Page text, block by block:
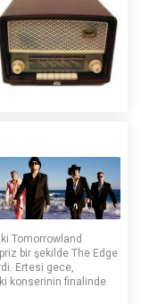
Tomorrowland
bir şekilde The Edge
Ertesi gece,
konserinin finalinde